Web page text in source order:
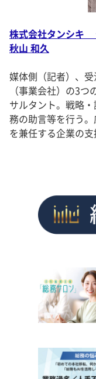
株式会社タンシキ
秋山 和久
媒体側（記者）、
（事業会社）の3
サルタント。戦略
務の助言等を行う
を兼任する企業の支